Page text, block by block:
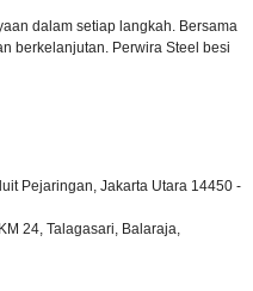
dalam setiap langkah. Bersama
berkelanjutan. Perwira Steel besi
Pejaringan, Jakarta Utara 14450 -
24, Talagasari, Balaraja,